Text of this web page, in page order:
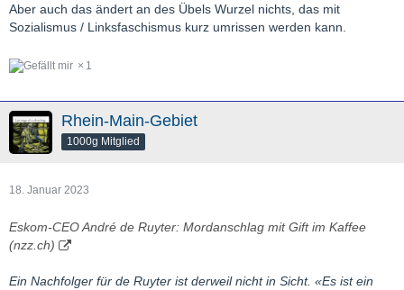
Aber auch das ändert an des Übels Wurzel nichts, das mit
Sozialismus / Linksfaschismus kurz umrissen werden kann.
1
Rhein-Main-Gebiet
1000g Mitglied
18. Januar 2023
Eskom-CEO André de Ruyter: Mordanschlag mit Gift im Kaffee
(nzz.ch)
Ein Nachfolger für de Ruyter ist derweil nicht in Sicht. «Es ist ein